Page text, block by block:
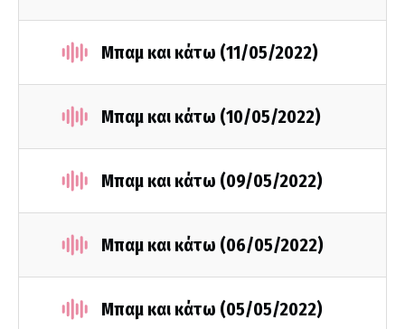
Μπαμ και κάτω (11/05/2022)
Μπαμ και κάτω (10/05/2022)
Μπαμ και κάτω (09/05/2022)
Μπαμ και κάτω (06/05/2022)
Μπαμ και κάτω (05/05/2022)